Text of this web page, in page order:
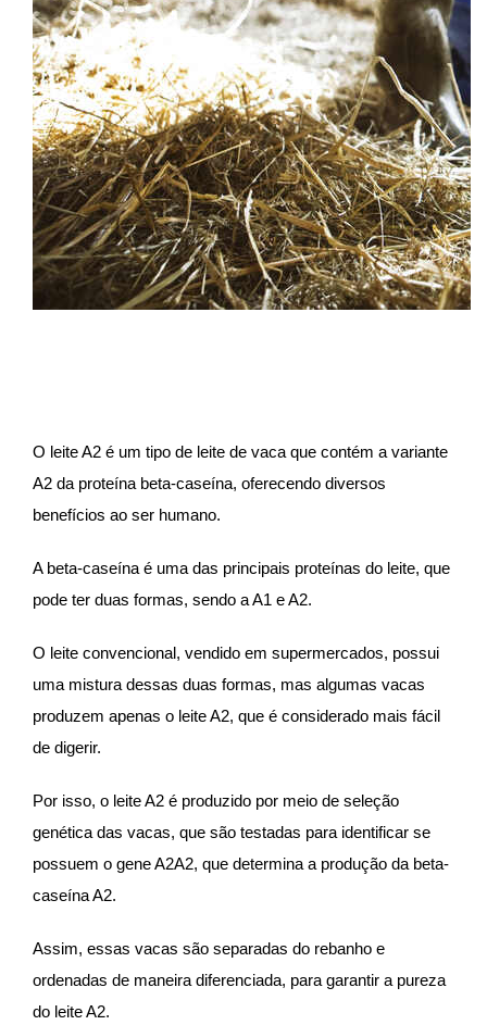
O leite A2 é um tipo de leite de vaca que contém a variante
A2 da proteína beta-caseína, oferecendo diversos
benefícios ao ser humano.
A beta-caseína é uma das principais proteínas do leite, que
pode ter duas formas, sendo a A1 e A2.
O leite convencional, vendido em supermercados, possui
uma mistura dessas duas formas, mas algumas vacas
produzem apenas o leite A2, que é considerado mais fácil
de digerir.
Por isso, o leite A2 é produzido por meio de seleção
genética das vacas, que são testadas para identificar se
possuem o gene A2A2, que determina a produção da beta-
caseína A2.
Assim, essas vacas são separadas do rebanho e
ordenadas de maneira diferenciada, para garantir a pureza
do leite A2.